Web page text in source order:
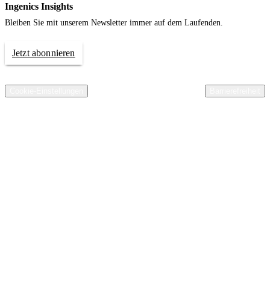
Ingenics Insights
Bleiben Sie mit unserem Newsletter immer auf dem Laufenden.
Jetzt abonnieren
© 2026 Ingenics AG. All rights reserved.